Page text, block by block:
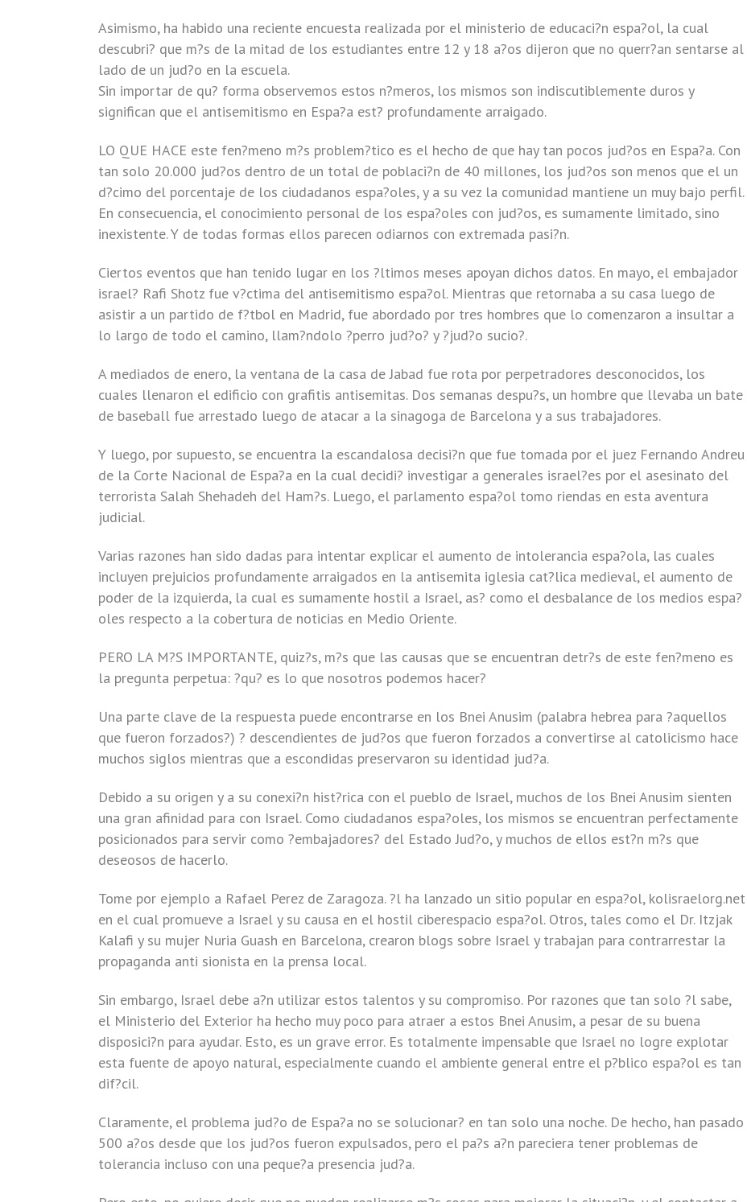
Asimismo, ha habido una reciente encuesta realizada por el ministerio de educaci?n espa?ol, la cual
descubri? que m?s de la mitad de los estudiantes entre 12 y 18 a?os dijeron que no querr?an sentarse al
lado de un jud?o en la escuela.
Sin importar de qu? forma observemos estos n?meros, los mismos son indiscutiblemente duros y
significan que el antisemitismo en Espa?a est? profundamente arraigado.
LO QUE HACE este fen?meno m?s problem?tico es el hecho de que hay tan pocos jud?os en Espa?a. Con
tan solo 20.000 jud?os dentro de un total de poblaci?n de 40 millones, los jud?os son menos que el un
d?cimo del porcentaje de los ciudadanos espa?oles, y a su vez la comunidad mantiene un muy bajo perfil.
En consecuencia, el conocimiento personal de los espa?oles con jud?os, es sumamente limitado, sino
inexistente. Y de todas formas ellos parecen odiarnos con extremada pasi?n.
Ciertos eventos que han tenido lugar en los ?ltimos meses apoyan dichos datos. En mayo, el embajador
israel? Rafi Shotz fue v?ctima del antisemitismo espa?ol. Mientras que retornaba a su casa luego de
asistir a un partido de f?tbol en Madrid, fue abordado por tres hombres que lo comenzaron a insultar a
lo largo de todo el camino, llam?ndolo ?perro jud?o? y ?jud?o sucio?.
A mediados de enero, la ventana de la casa de Jabad fue rota por perpetradores desconocidos, los
cuales llenaron el edificio con grafitis antisemitas. Dos semanas despu?s, un hombre que llevaba un bate
de baseball fue arrestado luego de atacar a la sinagoga de Barcelona y a sus trabajadores.
Y luego, por supuesto, se encuentra la escandalosa decisi?n que fue tomada por el juez Fernando Andreu
de la Corte Nacional de Espa?a en la cual decidi? investigar a generales israel?es por el asesinato del
terrorista Salah Shehadeh del Ham?s. Luego, el parlamento espa?ol tomo riendas en esta aventura
judicial.
Varias razones han sido dadas para intentar explicar el aumento de intolerancia espa?ola, las cuales
incluyen prejuicios profundamente arraigados en la antisemita iglesia cat?lica medieval, el aumento de
poder de la izquierda, la cual es sumamente hostil a Israel, as? como el desbalance de los medios espa?
oles respecto a la cobertura de noticias en Medio Oriente.
PERO LA M?S IMPORTANTE, quiz?s, m?s que las causas que se encuentran detr?s de este fen?meno es
la pregunta perpetua: ?qu? es lo que nosotros podemos hacer?
Una parte clave de la respuesta puede encontrarse en los Bnei Anusim (palabra hebrea para ?aquellos
que fueron forzados?) ? descendientes de jud?os que fueron forzados a convertirse al catolicismo hace
muchos siglos mientras que a escondidas preservaron su identidad jud?a.
Debido a su origen y a su conexi?n hist?rica con el pueblo de Israel, muchos de los Bnei Anusim sienten
una gran afinidad para con Israel. Como ciudadanos espa?oles, los mismos se encuentran perfectamente
posicionados para servir como ?embajadores? del Estado Jud?o, y muchos de ellos est?n m?s que
deseosos de hacerlo.
Tome por ejemplo a Rafael Perez de Zaragoza. ?l ha lanzado un sitio popular en espa?ol, kolisraelorg.net
en el cual promueve a Israel y su causa en el hostil ciberespacio espa?ol. Otros, tales como el Dr. Itzjak
Kalafi y su mujer Nuria Guash en Barcelona, crearon blogs sobre Israel y trabajan para contrarrestar la
propaganda anti sionista en la prensa local.
Sin embargo, Israel debe a?n utilizar estos talentos y su compromiso. Por razones que tan solo ?l sabe,
el Ministerio del Exterior ha hecho muy poco para atraer a estos Bnei Anusim, a pesar de su buena
disposici?n para ayudar. Esto, es un grave error. Es totalmente impensable que Israel no logre explotar
esta fuente de apoyo natural, especialmente cuando el ambiente general entre el p?blico espa?ol es tan
dif?cil.
Claramente, el problema jud?o de Espa?a no se solucionar? en tan solo una noche. De hecho, han pasado
500 a?os desde que los jud?os fueron expulsados, pero el pa?s a?n pareciera tener problemas de
tolerancia incluso con una peque?a presencia jud?a.